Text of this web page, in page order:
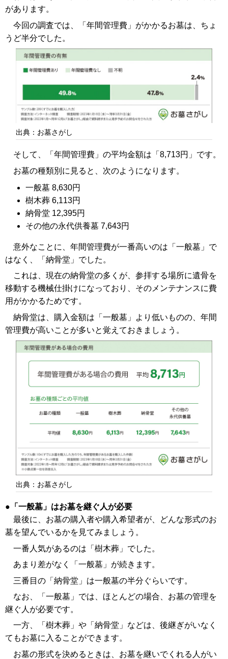
があります。
今回の調査では、「年間管理費」がかかるお墓は、ちょ
うど半分でした。
出典：お墓さがし
そして、「年間管理費」の平均金額は「8,713円」です。
お墓の種類別に見ると、次のようになります。
一般墓 8,630円
樹木葬 6,113円
納骨堂 12,395円
その他の永代供養墓 7,643円
意外なことに、年間管理費が一番高いのは「一般墓」で
はなく、「納骨堂」でした。
これは、現在の納骨堂の多くが、参拝する場所に遺骨を
移動する機械仕掛けになっており、そのメンテナンスに費
用がかかるためです。
納骨堂は、購入金額は「一般墓」より低いものの、年間
管理費が高いことが多いと覚えておきましょう。
出典：お墓さがし
「一般墓」はお墓を継ぐ人が必要
最後に、お墓の購入者や購入希望者が、どんな形式のお
墓を望んでいるかを見てみましょう。
一番人気があるのは「樹木葬」でした。
あまり差がなく「一般墓」が続きます。
三番目の「納骨堂」は一般墓の半分ぐらいです。
なお、「一般墓」では、ほとんどの場合、お墓の管理を
継ぐ人が必要です。
一方、「樹木葬」や「納骨堂」などは、後継ぎがいなく
てもお墓に入ることができます。
お墓の形式を決めるときは、お墓を継いでくれる人がい